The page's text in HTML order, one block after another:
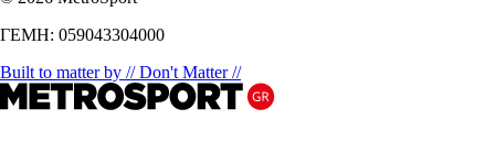
ΓΕΜΗ: 059043304000
Built to matter by // Don't Matter //